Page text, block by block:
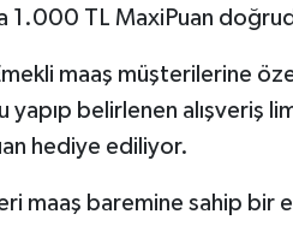
1.000 TL MaxiPuan
maaş müşterilerine
yapıp belirlenen alışveriş
hediye ediliyor.
maaş baremine sahip bir